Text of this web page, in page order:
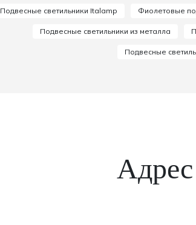
Подвесные светильники Italamp Фиолетовые
Подвесные светильники из металла
Подвесные